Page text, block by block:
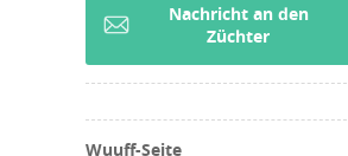
Nachricht an den
Züchter
Wuuff-Seite